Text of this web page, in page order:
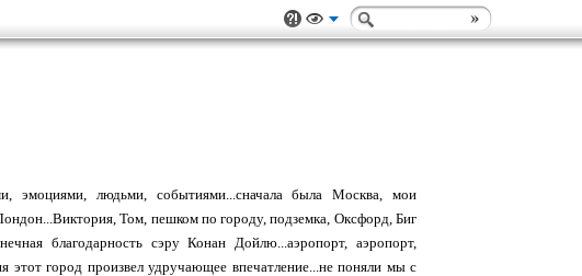
эмоциями, людьми, событиями...сначала была Москва, мои
Том, пешком по городу, подземка, Оксфорд, Биг
благодарность сэру Конан Дойлю...аэропорт, аэропорт,
этот город произвел удручающее впечатление...не поняли мы с